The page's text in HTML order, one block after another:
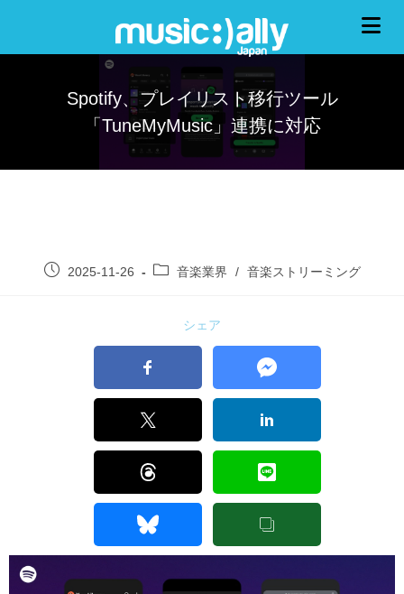
Spotify、プレイリスト移行ツール
「TuneMyMusic」連携に対応
2025-11-26 音楽業界 / 音楽ストリーミング
シェア